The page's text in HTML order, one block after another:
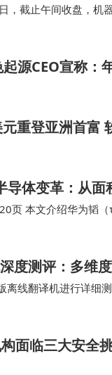
，截止午间收盘，机
股方面，绿的谐波截
源CEO宣称：
重登亚洲首富
导体变革：从
页 本文介绍华为韬
降低为核心，通过全
度测评：多维
离线翻译机进行详细
译工具。相比之下，
面临三大安全